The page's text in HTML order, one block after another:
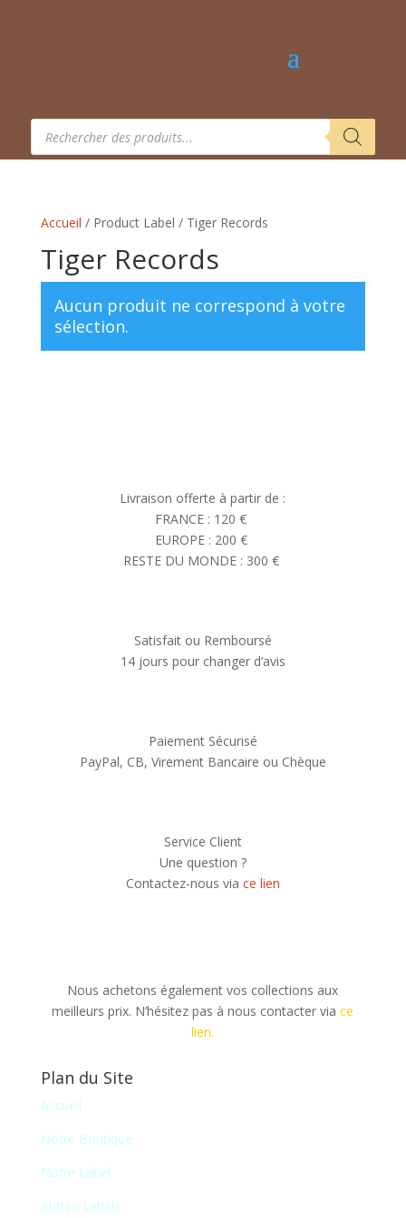
Recherche
produits
Accueil / Product Label / Tiger Records
Tiger Records
Aucun produit ne correspond à votre
sélection.
Livraison offerte à partir de :
FRANCE : 120 €
EUROPE : 200 €
RESTE DU MONDE : 300 €
Satisfait ou Remboursé
14 jours pour changer d’avis
Paiement Sécurisé
PayPal, CB, Virement Bancaire ou Chèque
Service Client
Une question ?
Contactez-nous via ce lien
Nous achetons également vos collections aux
meilleurs prix. N’hésitez pas à nous contacter viace
lien.
Plan du Site
Accueil
Notre Boutique
Notre Label
Autres Labels